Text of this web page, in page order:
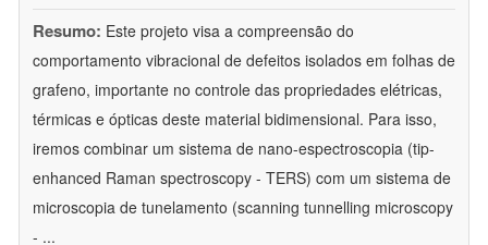
Resumo: Este projeto visa a compreensão do
comportamento vibracional de defeitos isolados em folhas de
grafeno, importante no controle das propriedades elétricas,
térmicas e ópticas deste material bidimensional. Para isso,
iremos combinar um sistema de nano-espectroscopia (tip-
enhanced Raman spectroscopy - TERS) com um sistema de
microscopia de tunelamento (scanning tunnelling microscopy
- ...